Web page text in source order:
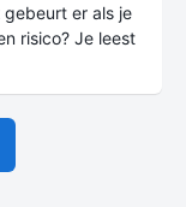
er als je
risico? Je leest